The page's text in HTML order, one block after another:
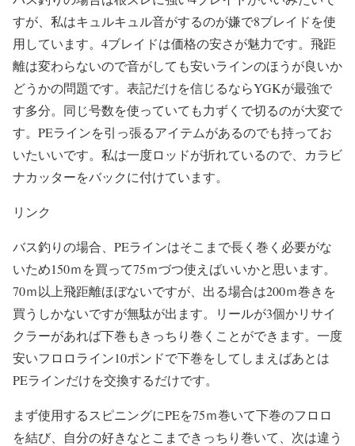
すが、私はキュルキュル音がするのが嫌で8ブレイドを使
用しています。4ブレイドは価格の安さが魅力です。飛距
離は変わらないので音がしても安いラインのほうが良いか
どうかの問題です。表記だけを信じるならYGKが最強で
す多分。同じ号数を使っていても力ずくで切るのが大変で
す。PEラインを引っ張るアイテムがあるのでも持ってお
いたいいです。私は一度ロッドが折れているので、カラビ
ナカッターをバックに付けています。
リンク
バス釣りの場合、PEラインはそこまで長く巻く必要がな
いため150ｍを買って75ｍづつ使えばいいかと思います。
70ｍ以上飛距離ほぼないですが、出る場合は200ｍ巻きを
買うしかないですが無駄が出ます。リールが3個かリサイ
クラーがあれば下巻もきっちり巻くことができます。一度
安いフロロライン10ポンドで下巻をしてしまえばあとは
PEラインだけを交換するだけです。
まず使用するスピニングにPEを75ｍ巻いて下巻のフロロ
を結び、自分の好きなとこまできっちり巻いて、次は違う